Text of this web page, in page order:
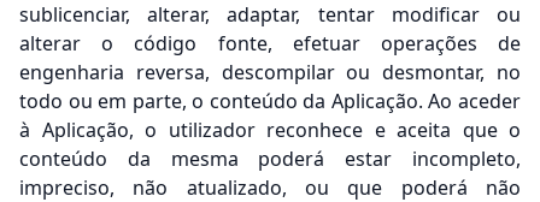
sublicenciar, alterar, adaptar, tentar modificar ou
alterar o código fonte, efetuar operações de
engenharia reversa, descompilar ou desmontar, no
todo ou em parte, o conteúdo da Aplicação. Ao aceder
à Aplicação, o utilizador reconhece e aceita que o
conteúdo da mesma poderá estar incompleto,
impreciso, não atualizado, ou que poderá não